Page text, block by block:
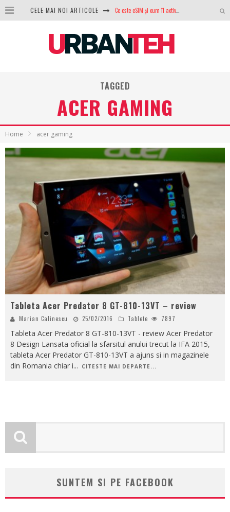
CELE MAI NOI ARTICOLE
NVIDIA avertizează: memoria RAM și SSD-urile ar putea deveni și mai scumpe în perioada următoare
GTA VI poate fi precomandat oficial. Rockstar dezvăluie edițiile oficiale și bonusurile pe care le primești
TAGGED
ACER GAMING
Home acer gaming
Tableta Acer Predator 8 GT-810-13VT – review
Marian Calinescu 25/02/2016 Tablete 7897
Tableta Acer Predator 8 GT-810-13VT - review Acer Predator
8 Design Lansata oficial la sfarsitul anului trecut la IFA 2015,
tableta Acer Predator GT-810-13VT a ajuns si in magazinele
din Romania chiar i... CITESTE MAI DEPARTE...
SUNTEM SI PE FACEBOOK